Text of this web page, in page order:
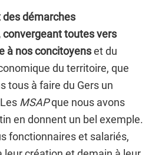
des démarches
toutes vers
à nos concitoyenset du
du territoire, que
tous à faire du Gers un
MSAPque nous avons
en donnent un bel exemple.
fonctionnaires et salariés,